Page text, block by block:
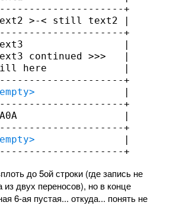
+
>-< still text2 |
+
|
continued >>>   |
here             |
+
+
|
+
+
до 5ой строки (где запись не
из двух переносов), но в конце
6-ая пустая... откуда... понять не